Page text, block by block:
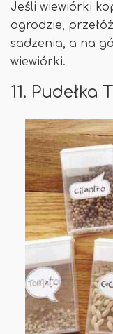
Jeśli wiewiórki
ogrodzie,
sadzenia, a na
wiewiórki.
11. Pudełka